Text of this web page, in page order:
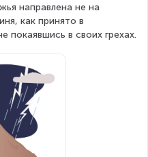
направлена не на
как принято в
покаявшись в своих грехах.